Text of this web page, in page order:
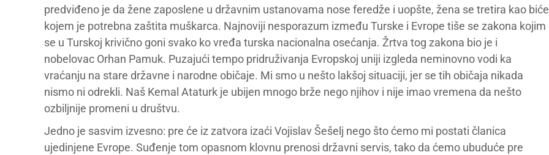
predviđeno je da žene zaposlene u državnim ustanovama nose feredže i uopšte, žena se tretira kao biće
kojem je potrebna zaštita muškarca. Najnoviji nesporazum između Turske i Evrope tiše se zakona kojim
se u Turskoj krivično goni svako ko vređa turska nacionalna osećanja. Žrtva tog zakona bio je i
nobelovac Orhan Pamuk. Puzajući tempo pridruživanja Evropskoj uniji izgleda neminovno vodi ka
vraćanju na stare državne i narodne običaje. Mi smo u nešto lakšoj situaciji, jer se tih običaja nikada
nismo ni odrekli. Naš Kemal Ataturk je ubijen mnogo brže nego njihov i nije imao vremena da nešto
ozbiljnije promeni u društvu.
Jedno je sasvim izvesno: pre će iz zatvora izaći Vojislav Šešelj nego što ćemo mi postati članica
ujedinjene Evrope. Suđenje tom opasnom klovnu prenosi državni servis, tako da ćemo ubuduće pre